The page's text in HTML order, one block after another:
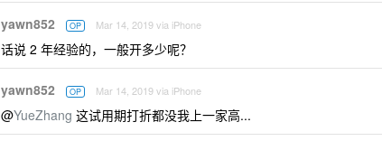
yawn852 OP Mar 14, 2019 via iPhone
话说 2 年经验的，一般开多少呢？
yawn852 OP Mar 14, 2019 via iPhone
@YueZhang 这试用期打折都没我上一家高...